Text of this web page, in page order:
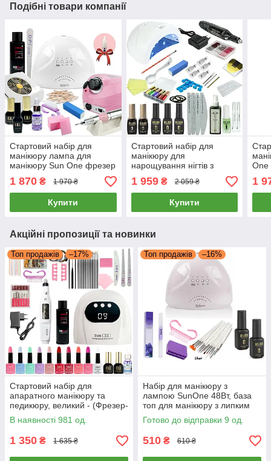
Подібні товари компанії
Стартовий набір для
манікюру лампа для
манікюру Sun One фрезер
zs 601 витяжка 858-2а
база топ гель лак milano
1 870 ₴ 1 970 ₴
Купити
Стартовий набір для
манікюру для
нарощування нігтів з
лампою Sun One 48W
фрезер ручка 20000об/хв
гель лаками
1 959₴ 2 059 ₴
Купити
Оne
1
Акційні пропозиції та новинки
Топ продажів –17%
Стартовий набір для
апаратного манікюру та
педикюру, великий - (Фрезер-
ручка, Лампа USB 88Вт,
10гель-лаків, база, топ,
розхідники)
В наявності 981 од.
1 350 ₴ 1 635 ₴
Топ продажів –16%
Набір для манікюру з
лампою SunOne 48Вт, база
топ для манікюру з липким
шаром, набір пензлів 15 шт.
Готово до відправки 9 од.
510 ₴ 610 ₴